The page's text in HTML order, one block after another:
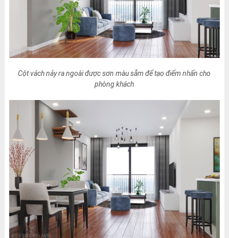
Cột vách nảy ra ngoài được sơn màu sẫm để tạo điểm nhấn cho
phòng khách